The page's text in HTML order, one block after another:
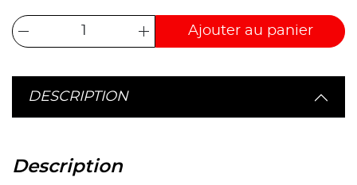
Ajouter au panier
DESCRIPTION
Description